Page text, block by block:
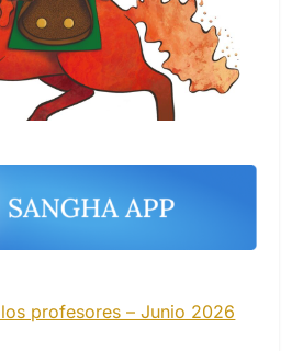
profesores – Junio 2026